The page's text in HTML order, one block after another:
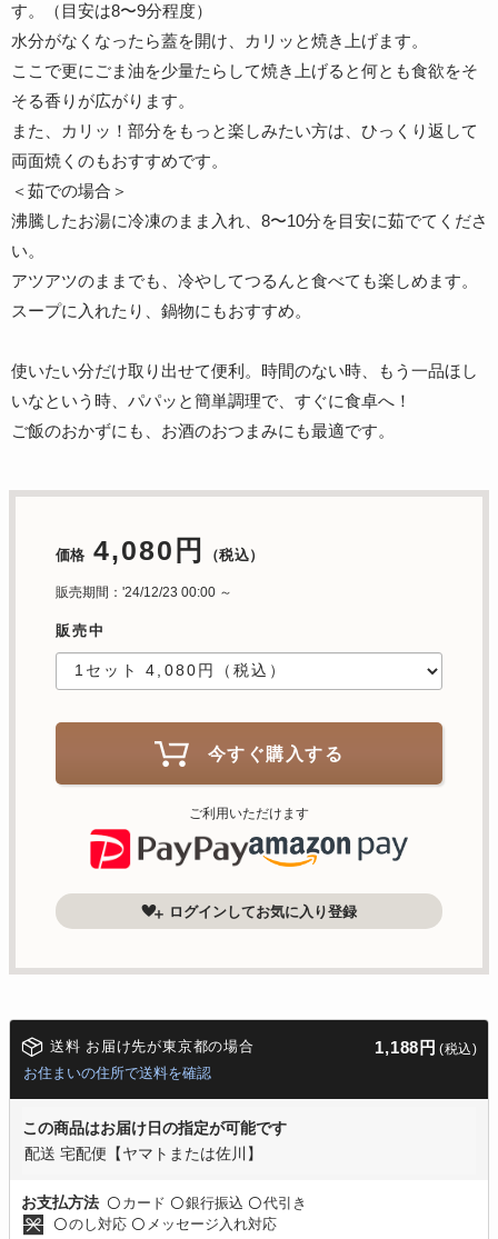
す。（目安は8〜9分程度）
水分がなくなったら蓋を開け、カリッと焼き上げます。
ここで更にごま油を少量たらして焼き上げると何とも食欲をそ
そる香りが広がります。
また、カリッ！部分をもっと楽しみたい方は、ひっくり返して
両面焼くのもおすすめです。
＜茹での場合＞
沸騰したお湯に冷凍のまま入れ、8〜10分を目安に茹でてくださ
い。
アツアツのままでも、冷やしてつるんと食べても楽しめます。
スープに入れたり、鍋物にもおすすめ。
使いたい分だけ取り出せて便利。時間のない時、もう一品ほし
いなという時、パパッと簡単調理で、すぐに食卓へ！
ご飯のおかずにも、お酒のおつまみにも最適です。
価格 4,080円 （税込）
販売期間：'24/12/23 00:00 ～
販売中
今すぐ購入する
ご利用いただけます
ログインしてお気に入り登録
送料 お届け先が東京都の場合 1,188円 (税込)
お住まいの住所で送料を確認
この商品はお届け日の指定が可能です
配送 宅配便【ヤマトまたは佐川】
お支払方法 〇 カード 〇銀行振込 〇代引き
〇のし対応 〇 メッセージ入れ対応